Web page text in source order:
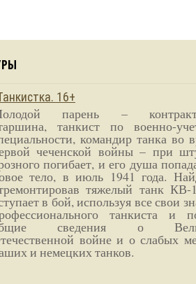
16+
парень –
танкист по военно-
командир танка во
чеченской войны – при
погибает, и его душа
тело, в июль 1941 года.
тяжелый танк
в бой, используя все свои
танкиста и
сведения о
войне и о слабых
и немецких танков.